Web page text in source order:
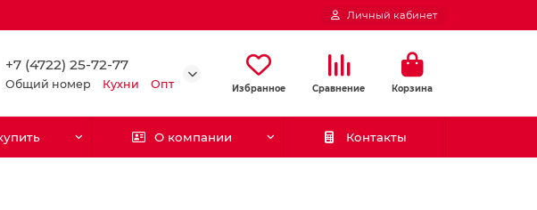
Личный кабинет
+7 (4722) 25-72-77
Общий номер Кухни Опт Избранное Сравнение Корзина
О компании Контакты